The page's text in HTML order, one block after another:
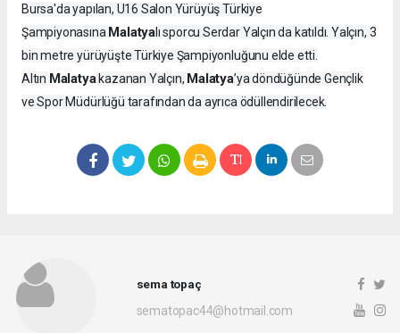
Bursa'da yapılan, U16 Salon Yürüyüş Türkiye
Şampiyonasına Malatyalı sporcu Serdar Yalçın da katıldı. Yalçın, 3
bin metre yürüyüşte Türkiye Şampiyonluğunu elde etti.
Altın Malatyakazanan Yalçın, Malatya’ya döndüğünde Gençlik
ve Spor Müdürlüğü tarafından da ayrıca ödüllendirilecek.
sema topaç
sematopac44@hotmail.com